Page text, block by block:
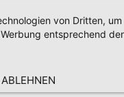
von Dritten,
entsprechend
ABLEHNEN